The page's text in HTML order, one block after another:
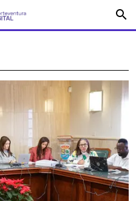
search